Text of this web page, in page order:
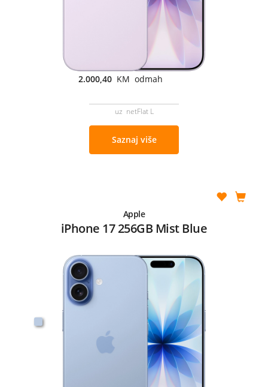
2.000,40 KM odmah
uz netFlat L
Saznaj više
Apple
iPhone 17 256GB Mist Blue